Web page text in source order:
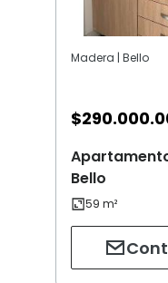
Madera | Bello
$
Bello